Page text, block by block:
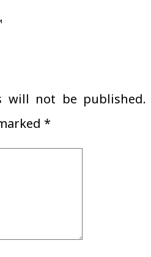
will not be published.
*